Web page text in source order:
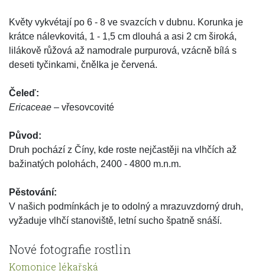
Květy vykvétají po 6 - 8 ve svazcích v dubnu. Korunka je
krátce nálevkovitá, 1 - 1,5 cm dlouhá a asi 2 cm široká,
lilákově růžová až namodrale purpurová, vzácně bílá s
deseti tyčinkami, čnělka je červená.
Čeleď:
Ericaceae – vřesovcovité
Původ:
Druh pochází z Číny, kde roste nejčastěji na vlhčích až
bažinatých polohách, 2400 - 4800 m.n.m.
Pěstování:
V našich podmínkách je to odolný a mrazuvzdorný druh,
vyžaduje vlhčí stanoviště, letní sucho špatně snáší.
Nové fotografie rostlin
Komonice lékařská